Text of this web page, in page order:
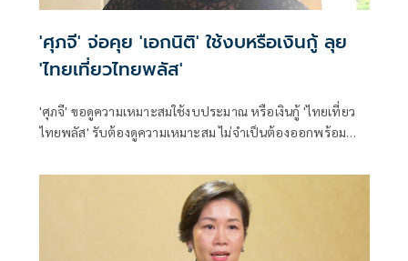
'ศุภจี' จ่อคุย 'เอกนิติ' ใช้งบหรือเงินกู้ ลุย
'ไทยเที่ยวไทยพลัส'
'ศุภจี' ขอดูความเหมาะสมใช้งบประมาณ หรือเงินกู้ 'ไทยเที่ยว
ไทยพลัส' รับต้องดูความเหมาะสม ไม่จำเป็นต้องออกพร้อม